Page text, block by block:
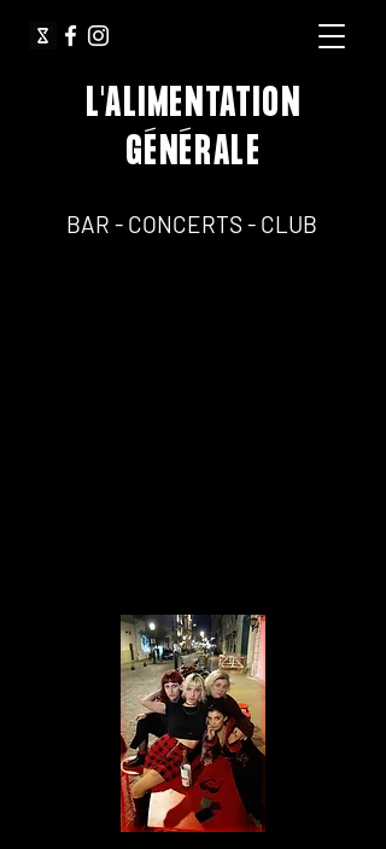
L'ALIMENTATION
GÉNÉRALE
BAR - CONCERTS - CLUB